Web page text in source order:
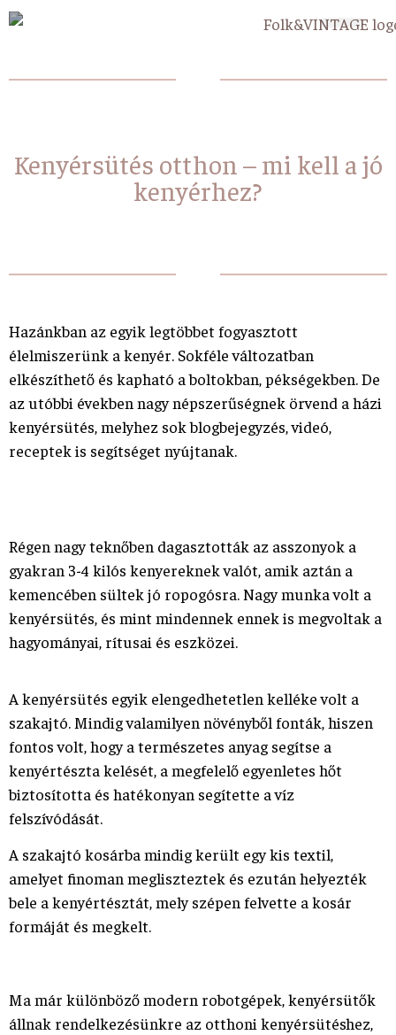
Kenyérsütés otthon – mi kell a jó
kenyérhez?
Hazánkban az egyik legtöbbet fogyasztott
élelmiszerünk a kenyér. Sokféle változatban
elkészíthető és kapható a boltokban, pékségekben. De
az utóbbi években nagy népszerűségnek örvend a házi
kenyérsütés, melyhez sok blogbejegyzés, videó,
receptek is segítséget nyújtanak.
Régen nagy teknőben dagasztották az asszonyok a
gyakran 3-4 kilós kenyereknek valót, amik aztán a
kemencében sültek jó ropogósra. Nagy munka volt a
kenyérsütés, és mint mindennek ennek is megvoltak a
hagyományai, rítusai és eszközei.
A kenyérsütés egyik elengedhetetlen kelléke volt a
szakajtó. Mindig valamilyen növényből fonták, hiszen
fontos volt, hogy a természetes anyag segítse a
kenyértészta kelését, a megfelelő egyenletes hőt
biztosította és hatékonyan segítette a víz
felszívódását.
A szakajtó kosárba mindig került egy kis textil,
amelyet finoman megliszteztek és ezután helyezték
bele a kenyértésztát, mely szépen felvette a kosár
formáját és megkelt.
Ma már különböző modern robotgépek, kenyérsütők
állnak rendelkezésünkre az otthoni kenyérsütéshez,